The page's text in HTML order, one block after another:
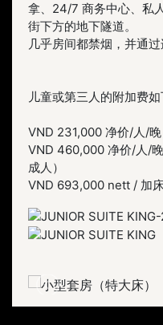
拿、24/7 商务中心、私
街下方的地下隧道。
几乎房间都禁烟，并通
儿童或第三人的附加费如
VND 231,000 净价/人/晚
VND 460,000 净价/人/
成人）
VND 693,000 nett / 加